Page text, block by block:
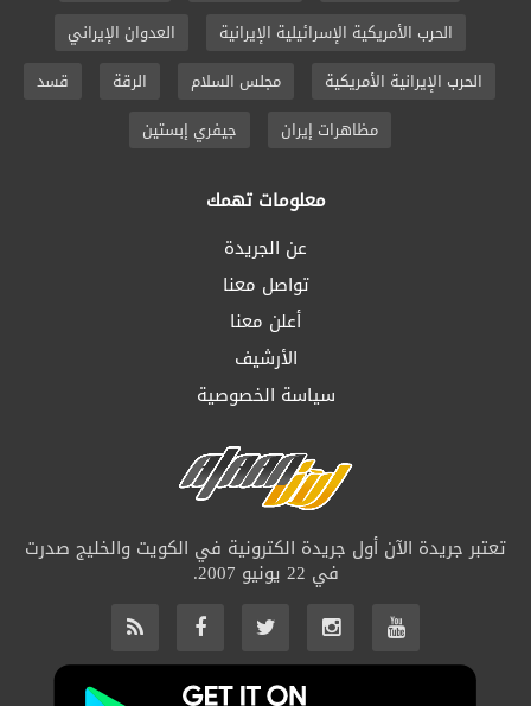
الحرب الأمريكية الإسرائيلية الإيرانية
العدوان الإيراني
الحرب الإيرانية الأمريكية
مجلس السلام الرقة
قسد
مظاهرات إيران
جيفري إبستين
معلومات تهمك
عن الجريدة
تواصل معنا
أعلن معنا
الأرشيف
سياسة الخصوصية
تعتبر جريدة الآن أول جريدة الكترونية في الكويت والخليج صدرت
في 22 يونيو 2007.